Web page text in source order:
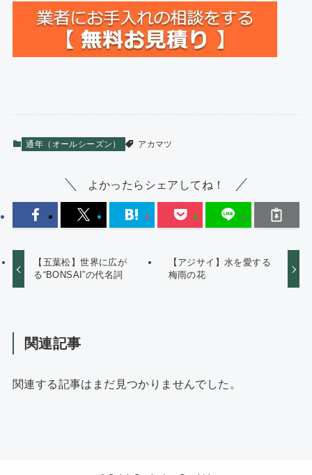
通年（オールシーズン） アカマツ
よかったらシェアしてね！
【五葉松】世界に広が
る“BONSAI”の代名詞
【アジサイ】水を愛する
梅雨の花
関連記事
関連する記事はまだ見つかりませんでした。